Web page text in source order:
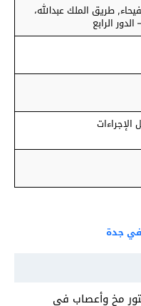
طريق الملك عبدالله،
جدة
مخ وأعصاب في